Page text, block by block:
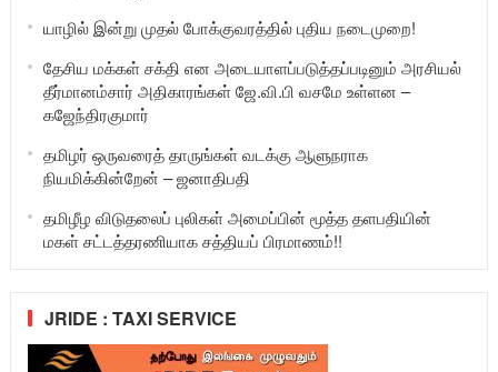
யாழில் இன்று முதல் போக்குவரத்தில் புதிய நடைமுறை!
தேசிய மக்கள் சக்தி என அடையாளப்படுத்தப்படினும் அரசியல்
தீர்மானம்சார் அதிகாரங்கள் ஜே.வி.பி வசமே உள்ளன –
கஜேந்திரகுமார்
தமிழர் ஒருவரைத் தாருங்கள் வடக்கு ஆளுநராக
நியமிக்கின்றேன் – ஜனாதிபதி
தமிழீழ விடுதலைப் புலிகள் அமைப்பின் மூத்த தளபதியின்
மகள் சட்டத்தரணியாக சத்தியப் பிரமாணம்!!
JRIDE : TAXI SERVICE